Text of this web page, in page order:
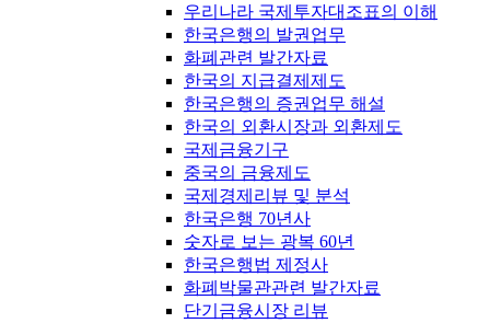
우리나라 국제투자대조표의 이해
한국은행의 발권업무
화폐관련 발간자료
한국의 지급결제제도
한국은행의 증권업무 해설
한국의 외환시장과 외환제도
국제금융기구
중국의 금융제도
국제경제리뷰 및 분석
한국은행 70년사
숫자로 보는 광복 60년
한국은행법 제정사
화폐박물관관련 발간자료
단기금융시장 리뷰